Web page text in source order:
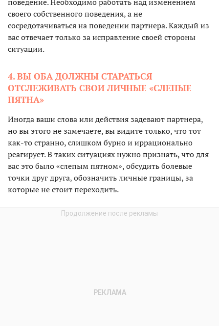
поведение. Необходимо работать над изменением
своего собственного поведения, а не
сосредотачиваться на поведении партнера. Каждый из
вас отвечает только за исправление своей стороны
ситуации.
4. ВЫ ОБА ДОЛЖНЫ СТАРАТЬСЯ
ОТСЛЕЖИВАТЬ СВОИ ЛИЧНЫЕ «СЛЕПЫЕ
ПЯТНА»
Иногда ваши слова или действия задевают партнера,
но вы этого не замечаете, вы видите только, что тот
как-то странно, слишком бурно и иррационально
реагирует. В таких ситуациях нужно признать, что для
вас это было «слепым пятном», обсудить болевые
точки друг друга, обозначить личные границы, за
которые не стоит переходить.